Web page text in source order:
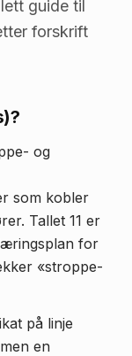
guide til
forskrift
og
som kobler
Tallet 11 er
for
«stroppe-
på linje
en